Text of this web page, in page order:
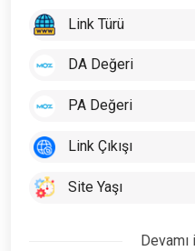
Link Türü
DA Değeri
PA Değeri
Link Çıkışı
Site Yaşı
Devamı